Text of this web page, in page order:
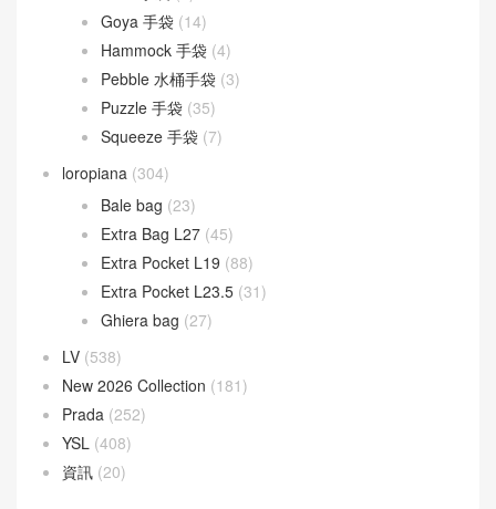
Sunshine(10)
Goyard(523)
Gucci (270)
LOEWE(349)
Cubi 斜挎包(20)
Flamenco 手袋
Gate 手袋(8)
Goya 手袋 (14)
Hammock 手袋(4)
Pebble 水桶手袋(3)
Puzzle 手袋
(35)
loropiana(304)
Bale bag
Extra Bag L27
Extra Pocket L19